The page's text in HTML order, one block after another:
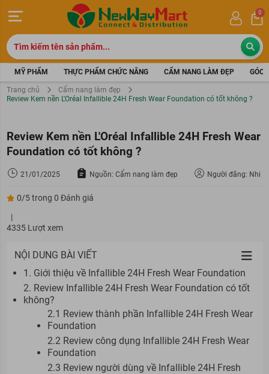
0
MỸ PHẨM THỰC PHẨM CHỨC NĂNG CẨM NANG LÀM ĐẸP GÓC
Trang chủ
Cẩm nang làm đẹp
Review Kem nền L'Oréal Infallible 24H Fresh Wear Foundation có tốt không ?
Review Kem nền L'Oréal Infallible 24H Fresh Wear
Foundation có tốt không ?
21/01/2025 Nguồn: Cẩm nang làm đẹp Người đăng: Nhi
0/5 trong 0 Đánh giá
|
4335 Lượt xem
NỘI DUNG BÀI VIẾT
1. Giới thiệu về Infallible 24H Fresh Wear Foundation
2. Review Infallible 24H Fresh Wear Foundation có tốt
không?
2.1 Review thành phần Infallible 24H Fresh Wear
Foundation
2.2 Review công dụng Infallible 24H Fresh Wear
Foundation
2.3 Review người dùng về Infallible 24H Fresh